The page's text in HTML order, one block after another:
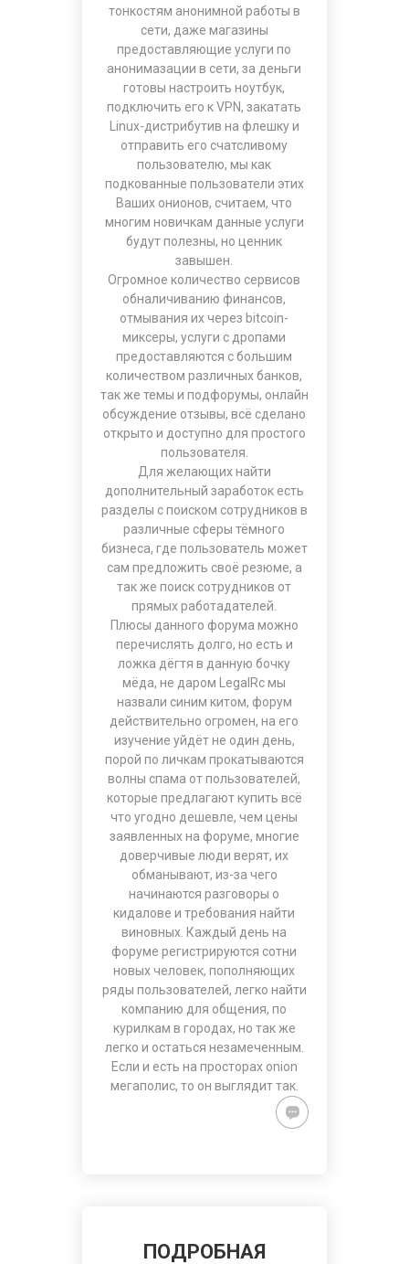
тонкостям анонимной работы в
сети, даже магазины
предоставляющие услуги по
анонимазации в сети, за деньги
готовы настроить ноутбук,
подключить его к VPN, закатать
Linux-дистрибутив на флешку и
отправить его счатсливому
пользователю, мы как
подкованные пользователи этих
Ваших онионов, считаем, что
многим новичкам данные услуги
будут полезны, но ценник
завышен.
Огромное количество сервисов
обналичиванию финансов,
отмывания их через bitcoin-
миксеры, услуги с дропами
предоставляются с большим
количеством различных банков,
так же темы и подфорумы, онлайн
обсуждение отзывы, всё сделано
открыто и доступно для простого
пользователя.
Для желающих найти
дополнительный заработок есть
разделы с поиском сотрудников в
различные сферы тёмного
бизнеса, где пользователь может
сам предложить своё резюме, а
так же поиск сотрудников от
прямых работадателей.
Плюсы данного форума можно
перечислять долго, но есть и
ложка дёгтя в данную бочку
мёда, не даром
LegalRcмы
назвали синим китом, форум
действительно огромен, на его
изучение уйдёт не один день,
порой по личкам прокатываются
волны спама от пользователей,
которые предлагают купить всё
что угодно дешевле, чем цены
заявленных на форуме, многие
доверчивые люди верят, их
обманывают, из-за чего
начинаются разговоры о
кидалове и требования найти
виновных. Каждый день на
форуме регистрируются сотни
новых человек, пополняющих
ряды пользователей, легко найти
компанию для общения, по
курилкам в городах, но так же
легко и остаться незамеченным.
Если и есть на просторах onion
мегаполис, то он выглядит так.
ПОДРОБНАЯ